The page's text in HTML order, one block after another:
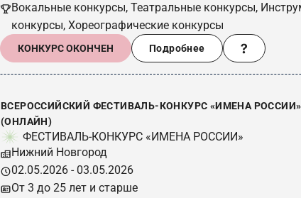
Вокальные конкурсы, Театральные конкурсы,
конкурсы, Хореографические конкурсы
КОНКУРС ОКОНЧЕН Подробнее
ВСЕРОССИЙСКИЙ ФЕСТИВАЛЬ-КОНКУРС «ИМЕНА
(ОНЛАЙН)
ФЕСТИВАЛЬ-КОНКУРС «ИМЕНА РОССИИ»
Нижний Новгород
02.05.2026 - 03.05.2026
От 3 до 25 лет и старше